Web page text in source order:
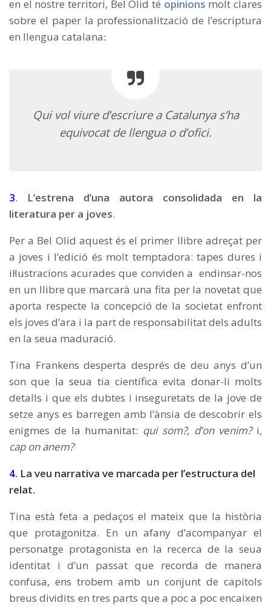
en el nostre territori, Bel Olid té opinions molt clares
sobre el paper la professionalització de l’escriptura
en llengua catalana:
Qui vol viure d’escriure a Catalunya s’ha
equivocat de llengua o d’ofici.
3. L’estrena d’una autora consolidada en la
literatura per a joves.
Per a Bel Olid aquest és el primer llibre adreçat per
a joves i l’edició és molt temptadora: tapes dures i
il·lustracions acurades que conviden a endinsar-nos
en un llibre que marcarà una fita per la novetat que
aporta respecte la concepció de la societat enfront
els joves d’ara i la part de responsabilitat dels adults
en la seua maduració.
Tina Frankens desperta després de deu anys d’un
son que la seua tia científica evita donar-li molts
detalls i que els dubtes i inseguretats de la jove de
setze anys es barregen amb l’ànsia de descobrir els
enigmes de la humanitat: qui som?, d’on venim?i,
cap on anem?
4. La veu narrativa ve marcada per l’estructura del
relat.
Tina està feta a pedaços el mateix que la història
que protagonitza. En un afany d’acompanyar el
personatge protagonista en la recerca de la seua
identitat i d’un passat que recorda de manera
confusa, ens trobem amb un conjunt de capítols
breus dividits en tres parts que a poc a poc encaixen